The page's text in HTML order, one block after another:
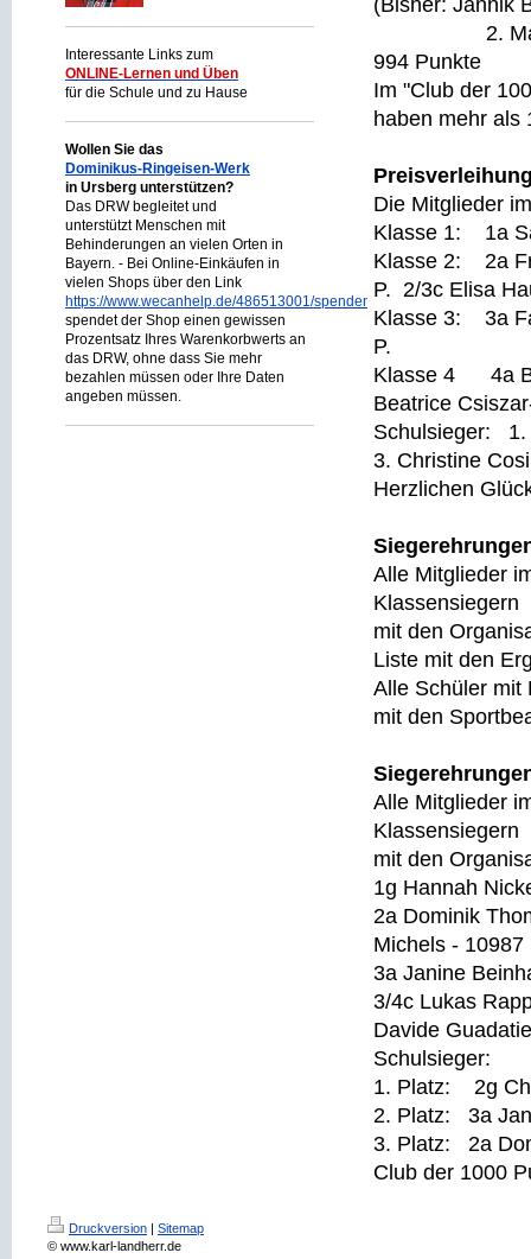
Interessante Links zum
ONLINE-Lernen und Üben
für die Schule und zu Hause
Wollen Sie das
Dominikus-Ringeisen-Werk
in Ursberg unterstützen?
Das DRW begleitet und
unterstützt Menschen mit
Behinderungen an vielen Orten in
Bayern. - Bei Online-Einkäufen in
vielen Shops über den Link
https://www.wecanhelp.de/486513001/spendenprojekt
spendet der Shop einen gewissen
Prozentsatz Ihres Warenkorbwerts an
das DRW, ohne dass Sie mehr
bezahlen müssen oder Ihre Daten
angeben müssen.
(Bisher: Jannik
2. Max
994 Punkte
Im "Club der
haben mehr als
Die Mitglieder
Klasse 1: 1a
Klasse 2: 2a
P. 2/3c Elisa
Klasse 3: 3a
P.
Klasse 4 4a
Beatrice
Schulsieger:
3. Christine
Herzlichen
Alle Mitglieder
Klassensiegern
mit den
Liste mit den
Alle Schüler mit
mit den
Alle Mitglieder
Klassensiegern
mit den
1g Hannah
2a Dominik
Michels - 10987
3a Janine
3/4c Lukas
Davide
Schulsieger:
1. Platz: 2g
2. Platz: 3a
3. Platz: 2a
Club der 1000
Druckversion | Sitemap
© www.karl-landherr.de